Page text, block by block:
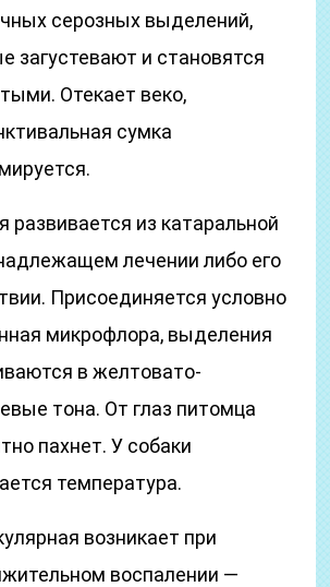
серозных выделений,
загустевают и становятся
Отекает веко,
сумка
развивается из катаральной
лечении либо его
Присоединяется условно
микрофлора, выделения
в желтовато-
тона. От глаз питомца
пахнет. У собаки
температура.
возникает при
воспалении —